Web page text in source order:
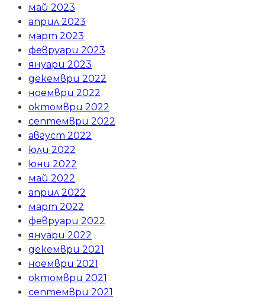
май 2023
април 2023
март 2023
февруари 2023
януари 2023
декември 2022
ноември 2022
октомври 2022
септември 2022
август 2022
юли 2022
юни 2022
май 2022
април 2022
март 2022
февруари 2022
януари 2022
декември 2021
ноември 2021
октомври 2021
септември 2021